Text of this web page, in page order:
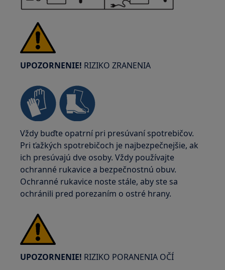
UPOZORNENIE! RIZIKO ZRANENIA
Vždy buďte opatrní pri presúvaní spotrebičov.
Pri ťažkých spotrebičoch je najbezpečnejšie, ak
ich presúvajú dve osoby. Vždy používajte
ochranné rukavice a bezpečnostnú obuv.
Ochranné rukavice noste stále, aby ste sa
ochránili pred porezaním o ostré hrany.
UPOZORNENIE! RIZIKO PORANENIA OČÍ